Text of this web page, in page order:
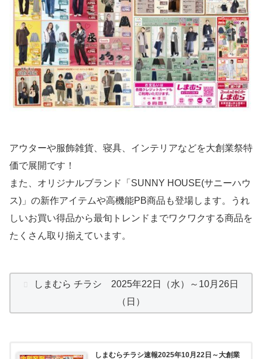
アウターや服飾雑貨、寝具、インテリアなどを大創業祭特
価で展開です！
また、オリジナルブランド「SUNNY HOUSE(サニーハウ
ス)」の新作アイテムや高機能PB商品も登場します。うれ
しいお買い得品から最旬トレンドまでワクワクする商品を
たくさん取り揃えています。
しまむら チラシ 2025年22日（水）～10月26日
（日）
しまむらチラシ速報2025年10月22日～大創業